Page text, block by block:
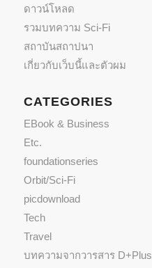
ดาวน์โหลด
รวมบทความ Sci-Fi
สถาบันสถาปนา
เกี่ยวกับเว็บนี้และตัวผม
CATEGORIES
EBook & Business
Etc.
foundationseries
Orbit/Sci-Fi
picdownload
Tech
Travel
บทความจากวารสาร D+Plus